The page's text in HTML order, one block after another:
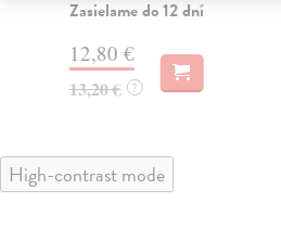
Zasielame do 12 dní
12,80 €
13,20 € ?
High-contrast mode